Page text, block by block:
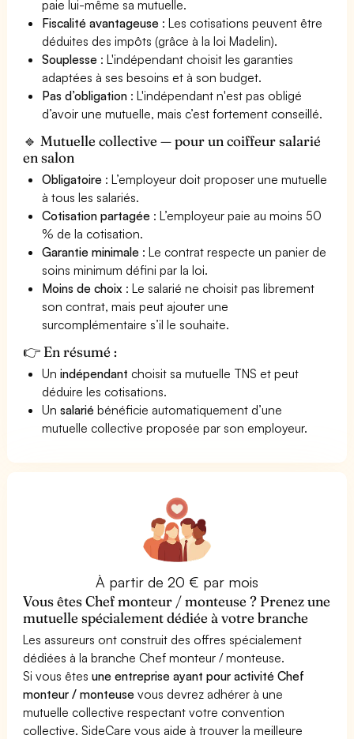
paie lui-même sa mutuelle.
Fiscalité avantageuse : Les cotisations peuvent être
déduites des impôts (grâce à la loi Madelin).
Souplesse : L'indépendant choisit les garanties
adaptées à ses besoins et à son budget.
Pas d’obligation : L'indépendant n'est pas obligé
d’avoir une mutuelle, mais c’est fortement conseillé.
🔹 Mutuelle collective — pour un coiffeur salarié
en salon
Obligatoire : L’employeur doit proposer une mutuelle
à tous les salariés.
Cotisation partagée : L’employeur paie au moins 50
% de la cotisation.
Garantie minimale : Le contrat respecte un panier de
soins minimum défini par la loi.
Moins de choix : Le salarié ne choisit pas librement
son contrat, mais peut ajouter une
surcomplémentaire s’il le souhaite.
👉 En résumé :
Unindépendant choisit sa mutuelle TNS et peut
déduire les cotisations.
Unsalarié bénéficie automatiquement d’une
mutuelle collective proposée par son employeur.
À partir de 20 € par mois
Vous êtes Chef monteur / monteuse ? Prenez une
mutuelle spécialement dédiée à votre branche
Les assureurs ont construit des offres spécialement
dédiées à la branche Chef monteur / monteuse.
Si vous êtesune entreprise ayant pour activité Chef
monteur / monteuse vous devrez adhérer à une
mutuelle collective respectant votre convention
collective. SideCare vous aide à trouver la meilleure